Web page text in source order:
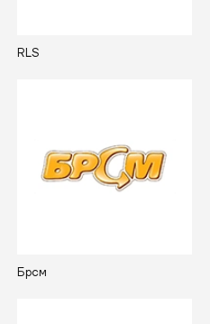
RLS
Брсм